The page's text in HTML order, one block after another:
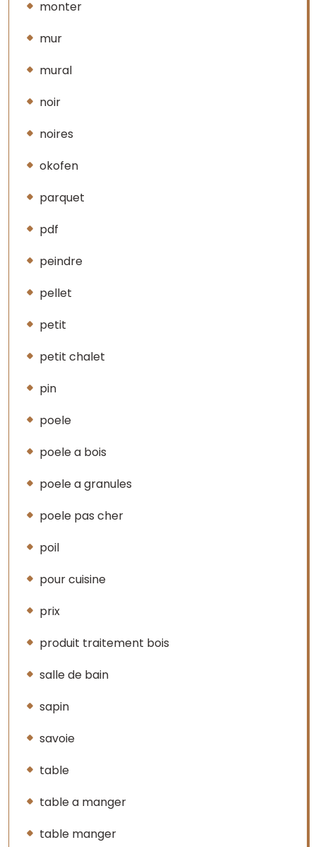
monter
mur
mural
noir
noires
okofen
parquet
pdf
peindre
pellet
petit
petit chalet
pin
poele
poele a bois
poele a granules
poele pas cher
poil
pour cuisine
prix
produit traitement bois
salle de bain
sapin
savoie
table
table a manger
table manger